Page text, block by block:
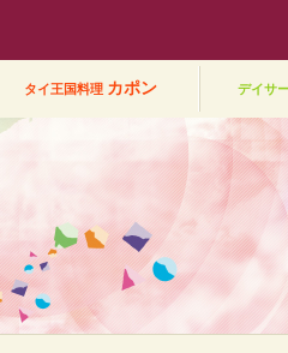
タイ王国料理 カポン デイサ